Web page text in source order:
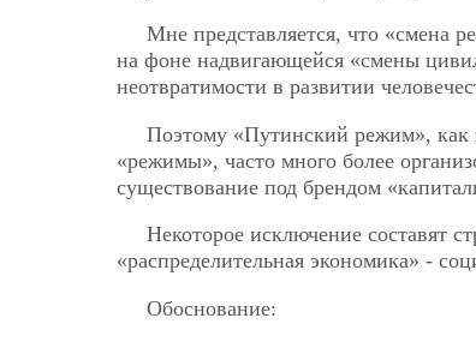
Мне представляется, что «смена
на фоне надвигающейся «смены
неотвратимости в развитии
Поэтому «Путинский режим», как
«режимы», часто много более
существование под брендом
Некоторое исключение составят
«распределительная экономика» -
Обоснование: